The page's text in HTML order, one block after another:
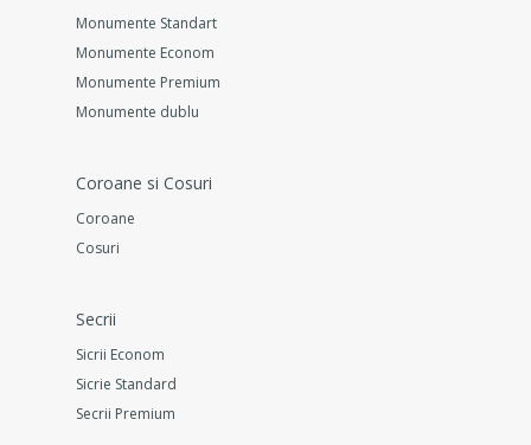
Monumente Standart
Monumente Econom
Monumente Premium
Monumente dublu
Coroane si Cosuri
Coroane
Cosuri
Secrii
Sicrii Econom
Sicrie Standard
Secrii Premium